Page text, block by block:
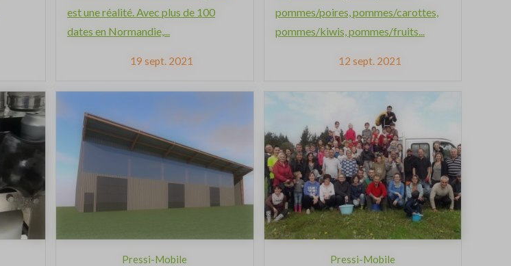
est une réalité. Avec plus de 100
dates en Normandie,...
19 sept. 2021
pommes/poires, pommes/carottes,
pommes/kiwis, pommes/fruits...
12 sept. 2021
Pressi-Mobile Pressi-Mobile